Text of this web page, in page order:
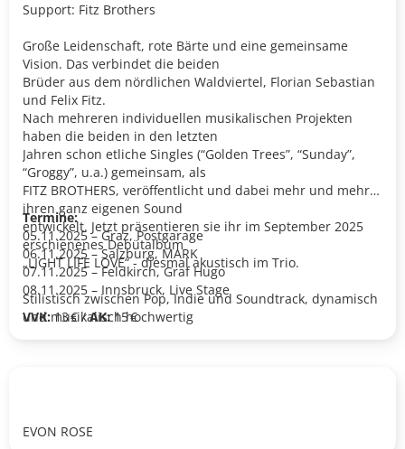
Support: Fitz Brothers
Große Leidenschaft, rote Bärte und eine gemeinsame
Vision. Das verbindet die beiden
Brüder aus dem nördlichen Waldviertel, Florian Sebastian
und Felix Fitz.
Nach mehreren individuellen musikalischen Projekten
haben die beiden in den letzten
Jahren schon etliche Singles (“Golden Trees”, “Sunday”,
“Groggy”, u.a.) gemeinsam, als
FITZ BROTHERS, veröffentlicht und dabei mehr und mehr
ihren ganz eigenen Sound
entwickelt. Jetzt präsentieren sie ihr im September 2025
erschienenes Debütalbum
„LIGHT LIFE LOVE“ - diesmal akustisch im Trio.
Stilistisch zwischen Pop, Indie und Soundtrack, dynamisch
und musikalisch hochwertig
Peter Bauer (Keys, Gesang)
Termine:
05.11.2025 – Graz, Postgarage
06.11.2025 – Salzburg, MARK
07.11.2025 – Feldkirch, Graf Hugo
08.11.2025 – Innsbruck, Live Stage
VVK:13 € /AK:15 €
EVON ROSE